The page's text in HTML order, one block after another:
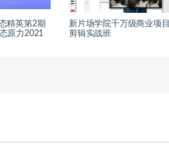
精英第2期
原力2021
新片场学院千万级商业项目
剪辑实战班